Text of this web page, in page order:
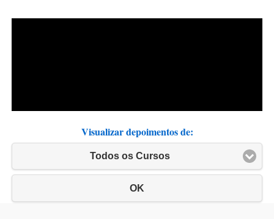
Visualizar depoimentos de:
Todos os Cursos
OK